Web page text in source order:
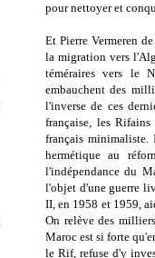
pour nettoyer et
Et Pierre Vermeren
la migration vers
téméraires vers le
embauchent des
l'inverse de ces
française, les
français minimaliste.
hermétique au
l'indépendance du
l'objet d'une guerre
II, en 1958 et 1959,
On relève des
Maroc est si forte
le Rif, refuse d'y